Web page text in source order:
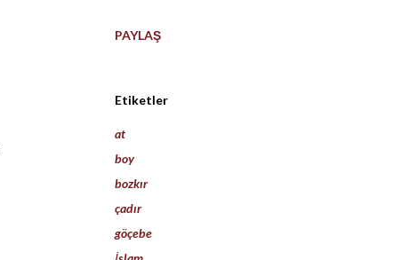
PAYLAŞ
Etiketler
at
boy
bozkır
çadır
göçebe